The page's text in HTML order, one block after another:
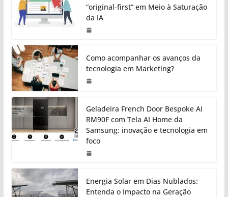
“original-first” em Meio à Saturação
da IA
Como acompanhar os avanços da
tecnologia em Marketing?
Geladeira French Door Bespoke AI
RM90F com Tela AI Home da
Samsung: inovação e tecnologia em
foco
Energia Solar em Dias Nublados:
Entenda o Impacto na Geração